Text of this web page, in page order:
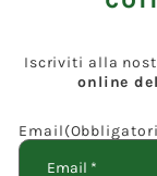
Iscriviti alla
online
Email